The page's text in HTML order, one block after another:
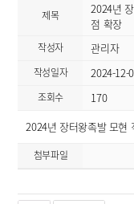
제목
2024년
점 확장
작성자 관리자
작성일자 2024-12-
조회수
170
2024년 장터왕족발 모현
첨부파일